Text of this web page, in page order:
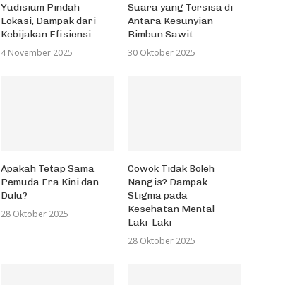
Yudisium Pindah
Lokasi, Dampak dari
Kebijakan Efisiensi
4 November 2025
Suara yang Tersisa di
Antara Kesunyian
Rimbun Sawit
30 Oktober 2025
Apakah Tetap Sama
Pemuda Era Kini dan
Dulu?
28 Oktober 2025
Cowok Tidak Boleh
Nangis? Dampak
Stigma pada
Kesehatan Mental
Laki-Laki
28 Oktober 2025